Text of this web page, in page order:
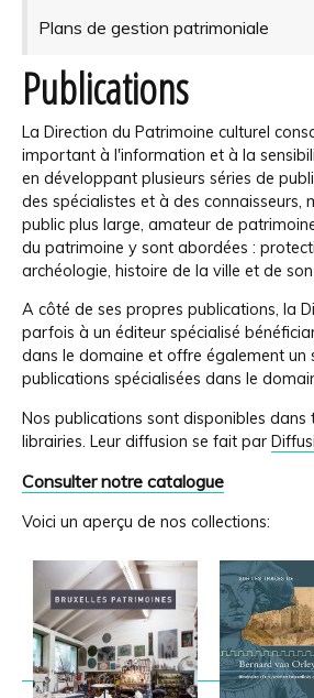
Plans de gestion patrimoniale
Publications
La Direction du Patrimoine culturel
important à l'information et à la
en développant plusieurs séries de
des spécialistes et à des connaisseurs,
public plus large, amateur de
du patrimoine y sont abordées :
archéologie, histoire de la ville et de
A côté de ses propres publications, la
parfois à un éditeur spécialisé
dans le domaine et offre également un
publications spécialisées dans le
Nos publications sont disponibles dans
librairies. Leur diffusion se fait par
Consulter notre catalogue
Voici un aperçu de nos collections: